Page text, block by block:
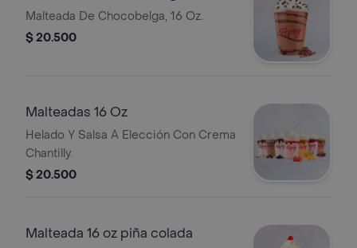
Malteada De Chocobelga, 16 Oz.
$ 20.500
Malteadas 16 Oz
Helado Y Salsa A Elección Con Crema
Chantilly.
$ 20.500
Malteada 16 oz piña colada